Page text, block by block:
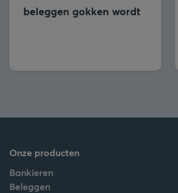
beleggen gokken wordt
Onze producten
Bankieren
Beleggen